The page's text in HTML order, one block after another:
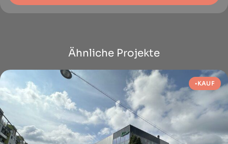
Ähnliche Projekte
KAUF